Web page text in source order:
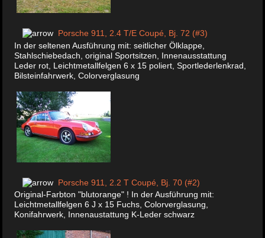
Porsche 911, 2.4 T/E Coupé, Bj. 72 (#3)
In der seltenen Ausführung mit: seitlicher Ölklappe,
Stahlschiebedach, original Sportsitzen, Innenausstattung
Leder rot, Leichtmetallfelgen 6 x 15 poliert, Sportlederlenkrad,
Bilsteinfahrwerk, Colorverglasung
Porsche 911, 2.2 T Coupé, Bj. 70 (#2)
Original-Farbton "blutorange" ! In der Ausführung mit:
Leichtmetallfelgen 6 J x 15 Fuchs, Colorverglasung,
Konifahrwerk, Innenaustattung K-Leder schwarz